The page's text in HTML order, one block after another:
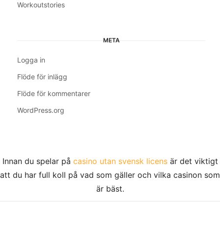
Workoutstories
META
Logga in
Flöde för inlägg
Flöde för kommentarer
WordPress.org
Innan du spelar på casino utan svensk licensär det viktigt
att du har full koll på vad som gäller och vilka casinon som
är bäst.